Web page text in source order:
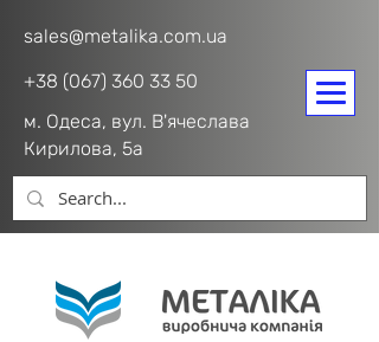
sales@metalika.com.ua
+38 (067) 360 33 50
м. Одеса, вул. В'ячеслава
Кирилова, 5а